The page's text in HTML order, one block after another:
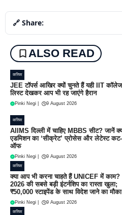
🔗 Share:
ALSO READ
करियर
JEE टॉपर्स आखिर क्यों चुनते हैं यही IIT
लिस्ट देखकर आप भी रह जाएंगे हैरान
Pinki Negi 9 August 2026
करियर
AIIMS दिल्ली में चाहिए MBBS सीट? जानें
एडमिशन का ‘सीक्रेट’ प्रोसेस और लेटेस्ट कट-
ऑफ
Pinki Negi 9 August 2026
करियर
क्या आप भी करना चाहते हैं UNICEF में काम?
2026 की सबसे बड़ी इंटर्नशिप का रास्ता खुला;
₹50,000 स्टाइपेंड के साथ विदेश जाने का मौका
Pinki Negi 9 August 2026
करियर